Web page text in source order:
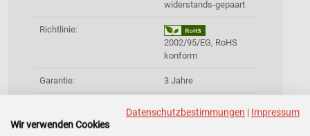
widerstands-gepaart
Richtlinie:
2002/95/EG, RoHS
konform
Garantie: 3 Jahre
Bis zu 8 Jahren bei
25°C
Datenschutzbestimmungen | Impressum
Wir verwenden Cookies